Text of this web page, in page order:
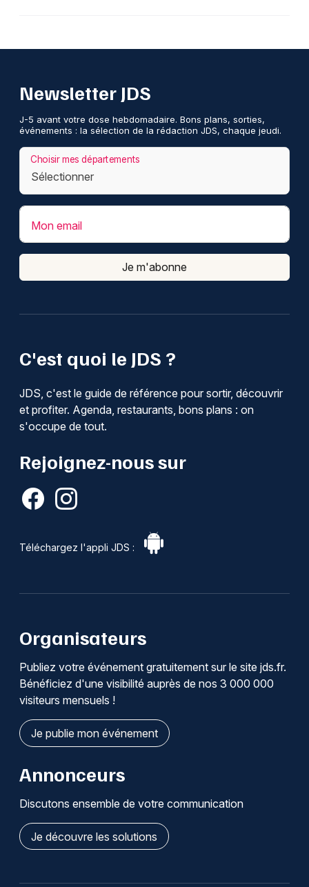
C'est quoi le JDS ?
JDS, c'est le guide de référence pour sortir, découvrir
et profiter. Agenda, restaurants, bons plans : on
s'occupe de tout.
Rejoignez-nous sur
Téléchargez l'appli JDS :
Newsletter JDS
J-5 avant votre dose hebdomadaire. Bons plans, sorties,
événements : la sélection de la rédaction JDS, chaque jeudi.
Choisir mes départements
Mon email
Je m'abonne
Organisateurs
Publiez votre événement gratuitement sur le site jds.fr.
Bénéficiez d'une visibilité auprès de nos 3 000 000
visiteurs mensuels !
Je publie mon événement
Annonceurs
Discutons ensemble de votre communication
Je découvre les solutions